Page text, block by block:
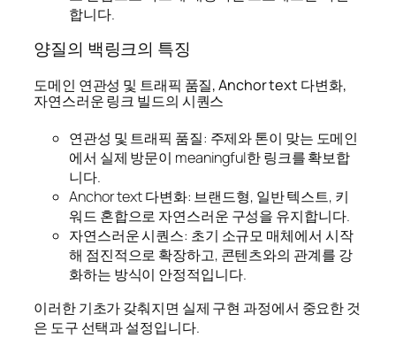
합니다.
양질의 백링크의 특징
도메인 연관성 및 트래픽 품질, Anchor text 다변화,
자연스러운 링크 빌드의 시퀀스
연관성 및 트래픽 품질: 주제와 톤이 맞는 도메인
에서 실제 방문이 meaningful한 링크를 확보합
니다.
Anchor text 다변화: 브랜드형, 일반 텍스트, 키
워드 혼합으로 자연스러운 구성을 유지합니다.
자연스러운 시퀀스: 초기 소규모 매체에서 시작
해 점진적으로 확장하고, 콘텐츠와의 관계를 강
화하는 방식이 안정적입니다.
이러한 기초가 갖춰지면 실제 구현 과정에서 중요한 것
은 도구 선택과 설정입니다.